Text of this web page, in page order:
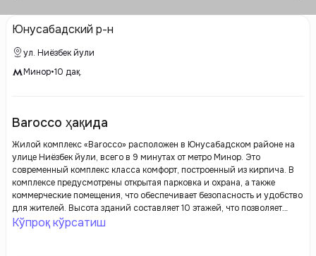
Юнусабадский р-н
ул. Ниёзбек йули
Минор•10 дақ.
Barocco ҳақида
Жилой комплекс «Barocco» расположен в Юнусабадском районе на
улице Ниёзбек йули, всего в 9 минутах от метро Минор. Это
современный комплекс класса комфорт, построенный из кирпича. В
комплексе предусмотрены открытая парковка и охрана, а также
коммерческие помещения, что обеспечивает безопасность и удобство
для жителей. Высота зданий составляет 10 этажей, что позволяет
наслаждаться прекрасными видами на город.
Кўпроқ кўрсатиш